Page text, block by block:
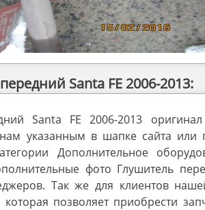
Santa FE 2006-2013:
Santa FE 2006-2013
указанным в шапке сайта или
Дополнительное
фото Глушитель
Так же для клиентов
позволяет приобрести